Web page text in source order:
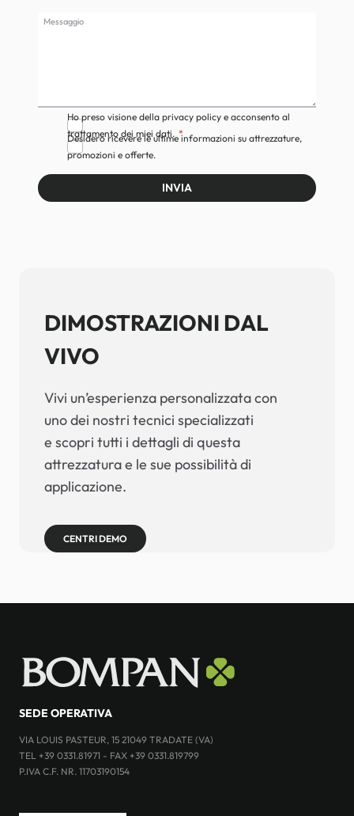
Messaggio
Ho preso visione della privacy policy e acconsento al
trattamento dei miei dati.
Desidero ricevere le ultime informazioni su attrezzature,
promozioni e offerte.
INVIA
DIMOSTRAZIONI DAL
VIVO
Vivi un’esperienza personalizzata con
uno dei nostri tecnici specializzati
e scopri tutti i dettagli di questa
attrezzatura e le sue possibilità di
applicazione.
CENTRI DEMO
SEDE OPERATIVA
VIA LOUIS PASTEUR, 15 21049 TRADATE (VA)
TEL +39 0331.81971 - FAX +39 0331.819799
P.IVA C.F. NR. 11703190154